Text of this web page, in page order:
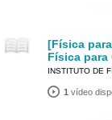
[Física
Física
INSTITUTO DE
1 vídeo